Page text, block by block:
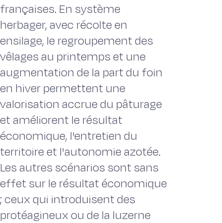
françaises. En système
herbager, avec récolte en
ensilage, le regroupement des
vêlages au printemps et une
augmentation de la part du foin
en hiver permettent une
valorisation accrue du pâturage
et améliorent le résultat
économique, l'entretien du
territoire et l'autonomie azotée.
Les autres scénarios sont sans
effet sur le résultat économique
; ceux qui introduisent des
protéagineux ou de la luzerne